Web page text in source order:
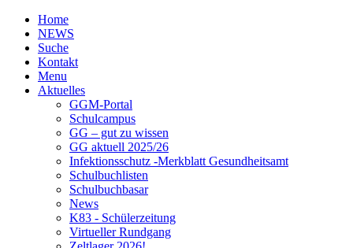
Home
NEWS
Suche
Kontakt
Menu
Aktuelles
GGM-Portal
Schulcampus
GG – gut zu wissen
GG aktuell 2025/26
Infektionsschutz -Merkblatt Gesundheitsamt
Schulbuchlisten
Schulbuchbasar
News
K83 - Schülerzeitung
Virtueller Rundgang